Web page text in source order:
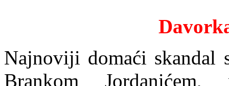
Najnoviji domaći skandal
Brankom Jordanićem,